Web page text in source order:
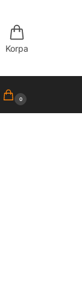
Korpa
0